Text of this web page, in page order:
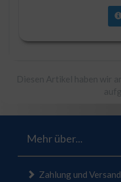
Mehr über...
Zahlung und Versand